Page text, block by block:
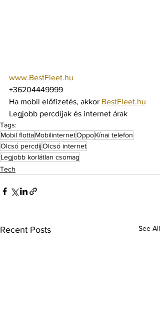
www.BestFleet.hu
+36204449999
Ha mobil előfizetés, akkor BestFleet.hu
Legjobb percdíjak és internet árak
Tags:
Mobil flottaMobilinternetOppoKínai telefon
Olcsó percdíjOlcsó internet
Legjobb korlátlan csomag
Tech
Recent Posts See All